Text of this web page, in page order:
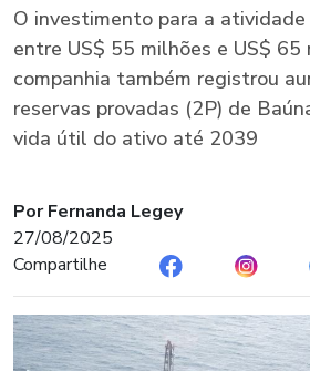
O investimento para a
entre US$ 55 milhões e US$ 65
companhia também registrou
reservas provadas (2P) de
vida útil do ativo até 2039
Por Fernanda Legey
27/08/2025
Compartilhe